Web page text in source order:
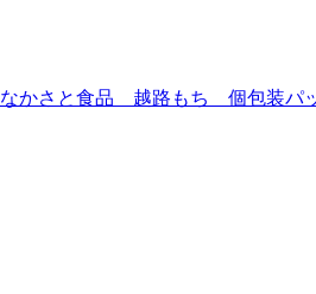
なかさと食品 越路もち 個包装パ